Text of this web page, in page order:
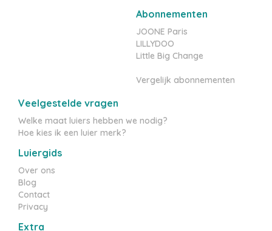
Abonnementen
JOONE Paris
LILLYDOO
Little Big Change
Vergelijk abonnementen
Veelgestelde vragen
Welke maat luiers hebben we nodig?
Hoe kies ik een luier merk?
Luiergids
Over ons
Blog
Contact
Privacy
Extra